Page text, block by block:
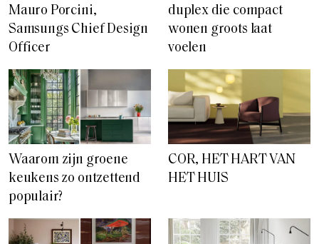
Mauro Porcini,
Samsungs Chief Design
Officer
duplex die compact
wonen groots laat
voelen
Waarom zijn groene
keukens zo ontzettend
populair?
COR, HET HART VAN
HET HUIS